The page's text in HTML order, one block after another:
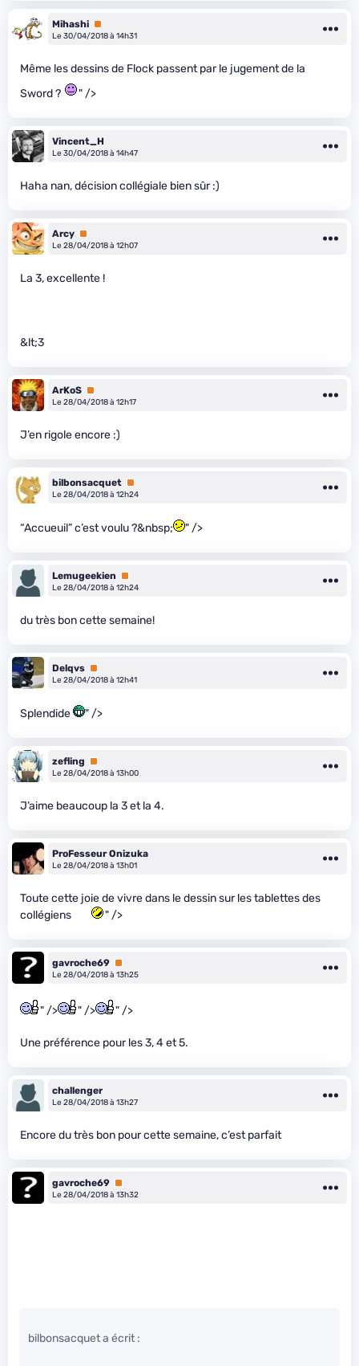
Mihashi Premium
Le 30/04/2018 à 14h31
Même les dessins de Flock passent par le jugement de la
Sword ?
" />
Vincent_H
Le 30/04/2018 à 14h47
Haha nan, décision collégiale bien sûr :)
Arcy Premium
Le 28/04/2018 à 12h07
La 3, excellente !
&lt;3
ArKoS Premium
Le 28/04/2018 à 12h17
J’en rigole encore :)
bilbonsacquet Premium
Le 28/04/2018 à 12h24
“Accueuil” c’est voulu ?&nbsp; " />
Lemugeekien
Premium
Le 28/04/2018 à 12h24
du très bon cette semaine!
Delqvs Premium
Le 28/04/2018 à 12h41
Splendide " />
zefling
Premium
Le 28/04/2018 à 13h00
J’aime beaucoup la 3 et la 4.
ProFesseur Onizuka
Le 28/04/2018 à 13h01
Toute cette joie de vivre dans le dessin sur les tablettes des
collégiens
" />
gavroche69 Premium
Le 28/04/2018 à 13h25
" /> " /> " />
Une préférence pour les 3, 4 et 5.
challenger
Le 28/04/2018 à 13h27
Encore du très bon pour cette semaine, c’est parfait
gavroche69 Premium
Le 28/04/2018 à 13h32
bilbonsacquet a écrit :